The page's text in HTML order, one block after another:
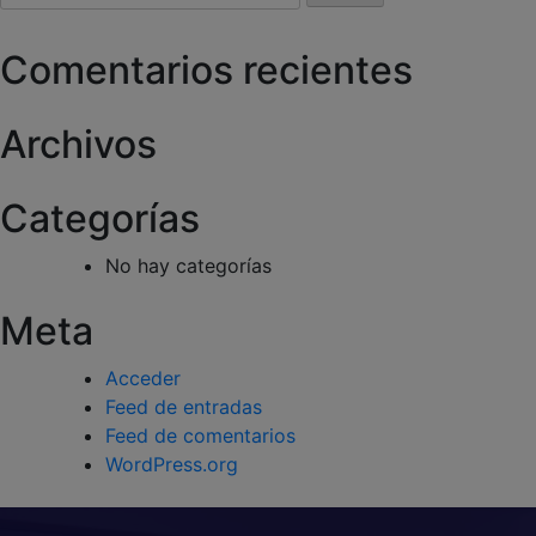
entradas
Comentarios recientes
Archivos
Categorías
No hay categorías
Meta
Acceder
Feed de entradas
Feed de comentarios
WordPress.org